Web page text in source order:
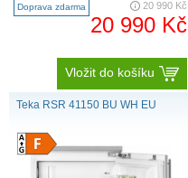
Doprava zdarma 20 990 Kč
20 990 Kč
Vložit do košíku
Teka RSR 41150 BU WH EU